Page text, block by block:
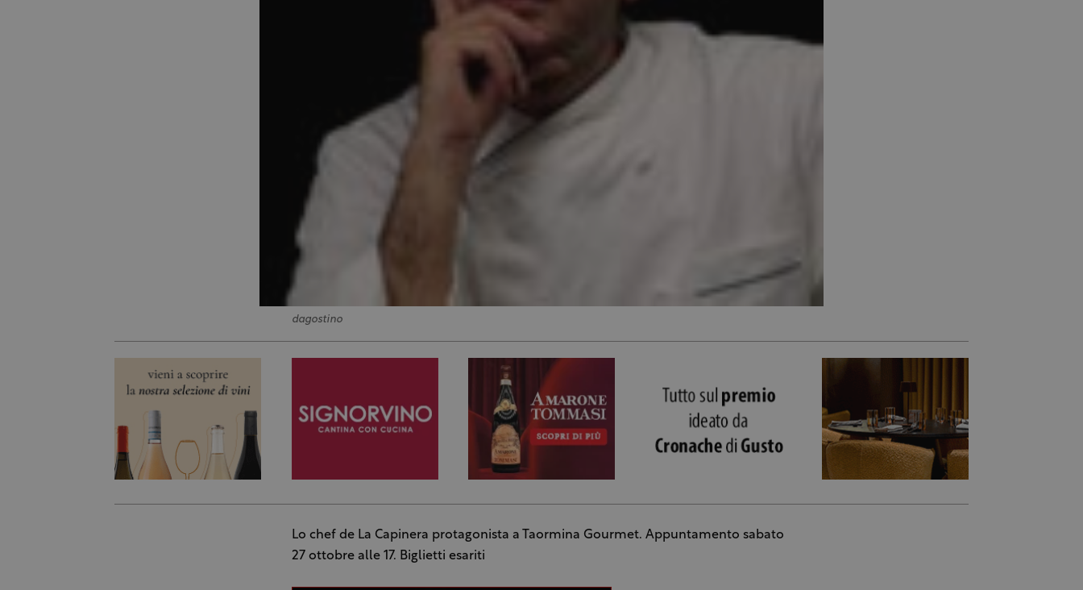
dagostino
Lo chef de La Capinera protagonista a Taormina Gourmet. Appuntamento sabato
27 ottobre alle 17. Biglietti esariti